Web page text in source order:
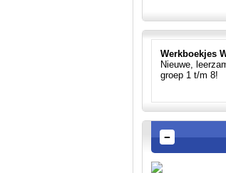
Werkboekjes
Nieuwe,
groep 1 t/m 8!